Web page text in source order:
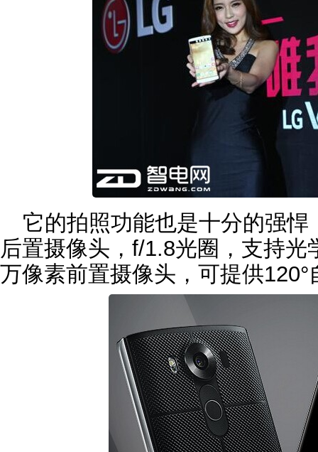
它的拍照功能也是十分的强
后置摄像头，f/1.8光圈，支持光
万像素前置摄像头，可提供120°